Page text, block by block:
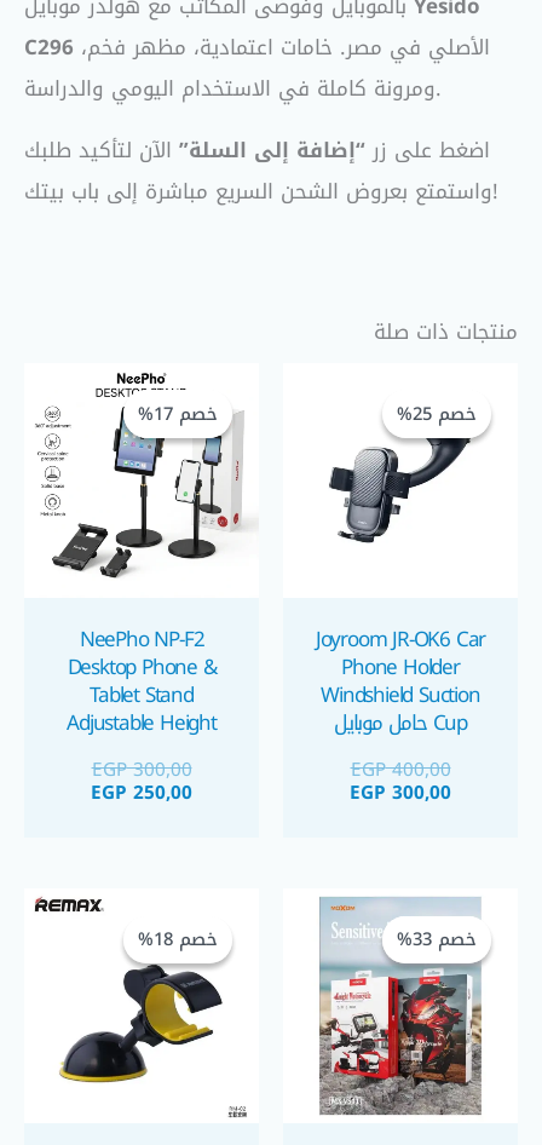
C296 الأصلي في مصر. خامات اعتمادية، مظهر فخم،
ومرونة كاملة في الاستخدام اليومي والدراسة.
اضغط على زر“إضافة إلى السلة”الآن لتأكيد طلبك
واستمتع بعروض الشحن السريع مباشرة إلى باب بيتك!
منتجات ذات صلة
خصم 25%
خصم 25%
Joyroom JR-OK6 Car
Phone Holder
Windshield Suction
Cup حامل موبايل
EGP400,00
EGP 300,00
خصم 17%
خصم 17%
NeePho NP-F2
Desktop Phone &
Tablet Stand
Adjustable Height
EGP300,00
هو:
300,00.
EGP 250,00
هو:
250,00.
خصم 33%
خصم 33%
السعر
الأصلي
هو:
EGP 450,00.
السعر
الحالي
هو:
EGP 300,00.
خصم 18%
خصم 18%
السعر
الأصلي
السعر
الحالي